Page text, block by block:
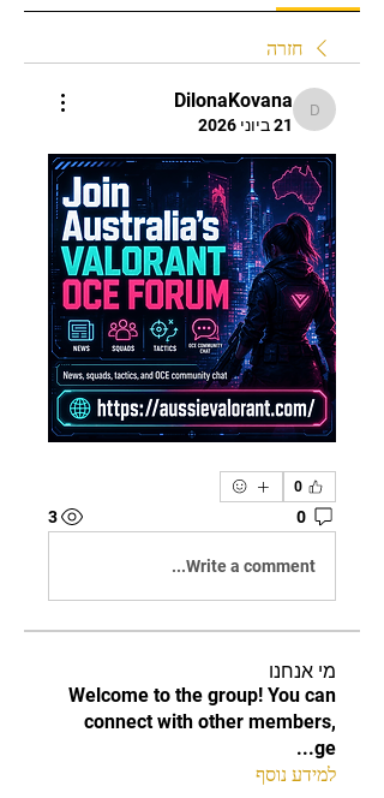
חזרה
DilonaKovana
DilonaKovana
21 ביוני 2026
0
0
3
Write a comment...
מי אנחנו
Welcome to the group! You can
connect with other members,
ge
...
למידע נוסף